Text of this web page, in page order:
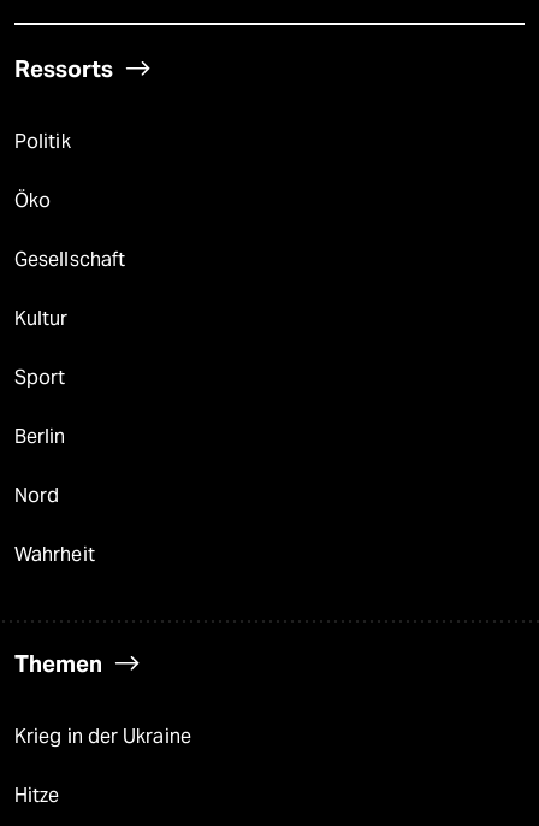
Ressorts
Politik
Öko
Gesellschaft
Kultur
Sport
Berlin
Nord
Wahrheit
Themen
Krieg in der Ukraine
Hitze